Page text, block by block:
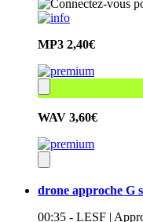
MP3 2,40€
WAV 3,60€
drone approche G
00:35 - LESF |